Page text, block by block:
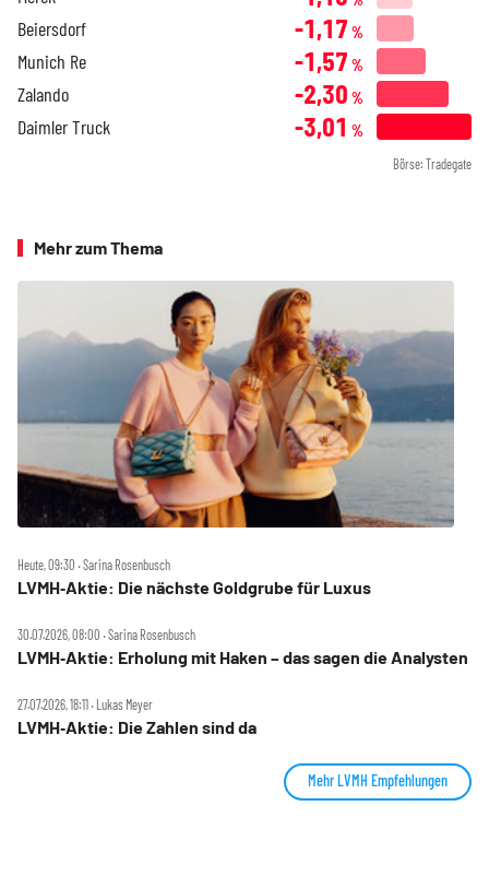
Beiersdorf -1,17 %
Munich Re -1,57 %
Zalando -2,30 %
Daimler Truck -3,01 %
Börse: Tradegate
Mehr zum Thema
Heute, 09:30 ‧ Sarina Rosenbusch
LVMH‑Aktie: Die nächste Goldgrube für Luxus
30.07.2026, 08:00 ‧ Sarina Rosenbusch
LVMH‑Aktie: Erholung mit Haken – das sagen die Analysten
27.07.2026, 18:11 ‧ Lukas Meyer
LVMH‑Aktie: Die Zahlen sind da
Mehr LVMH Empfehlungen